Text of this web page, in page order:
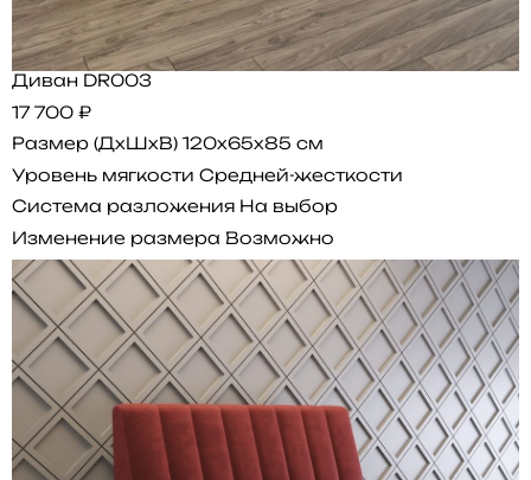
Диван DR003
17 700 ₽
Размер (ДхШхВ) 120x65x85 см
Уровень мягкости Средней-жесткости
Система разложения На выбор
Изменение размера Возможно